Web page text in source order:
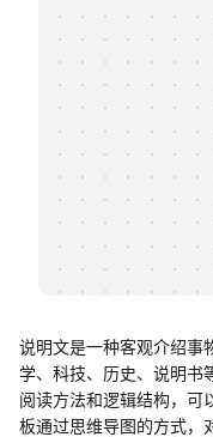
客户案例
说明文是一种客观介绍事
学、科技、历史、说明书
阅读方法和逻辑结构，可
板通过思维导图的方式，